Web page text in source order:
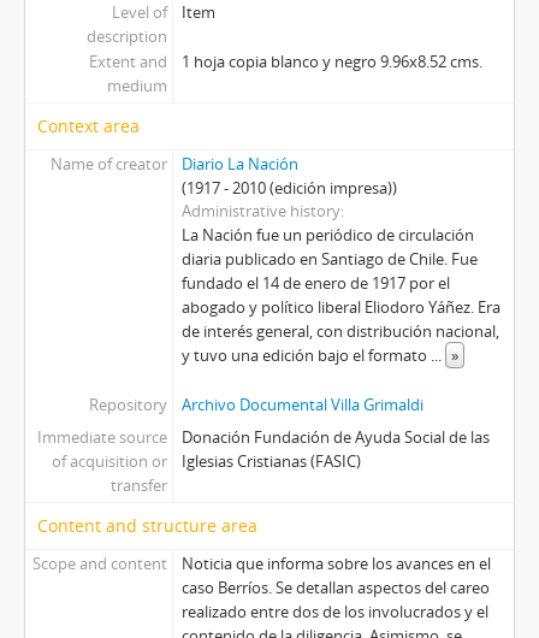
Level of
description
Item
Extent and
medium
1 hoja copia blanco y negro 9.96x8.52 cms.
Context area
Name of creator
Diario La Nación
(1917 - 2010 (edición impresa))
Administrative history
La Nación fue un periódico de circulación
diaria publicado en Santiago de Chile. Fue
fundado el 14 de enero de 1917 por el
abogado y político liberal Eliodoro Yáñez. Era
de interés general, con distribución nacional,
y tuvo una edición bajo el formato ... »
Repository
Archivo Documental Villa Grimaldi
Immediate source
of acquisition or
transfer
Donación Fundación de Ayuda Social de las
Iglesias Cristianas (FASIC)
Content and structure area
Scope and content
Noticia que informa sobre los avances en el
caso Berríos. Se detallan aspectos del careo
realizado entre dos de los involucrados y el